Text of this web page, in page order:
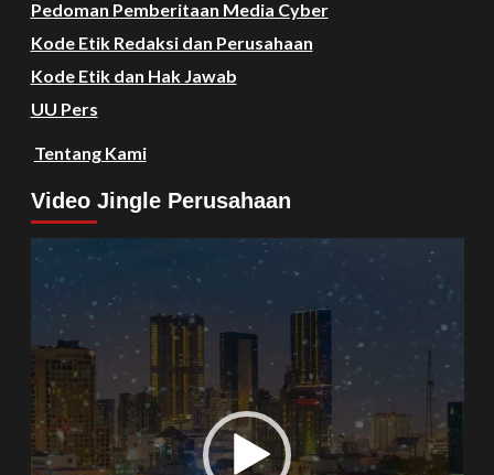
Pedoman Pemberitaan Media Cyber
Kode Etik Redaksi dan Perusahaan
Kode Etik dan Hak Jawab
UU Pers
Tentang Kami
Video Jingle Perusahaan
Video
Player